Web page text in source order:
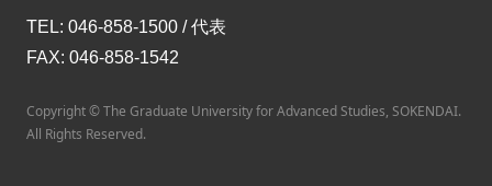
TEL: 046-858-1500 / 代表
FAX: 046-858-1542
Copyright © The Graduate University for Advanced Studies, SOKENDAI.
All Rights Reserved.